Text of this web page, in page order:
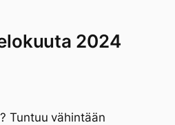
2024
Tuntuu vähintään